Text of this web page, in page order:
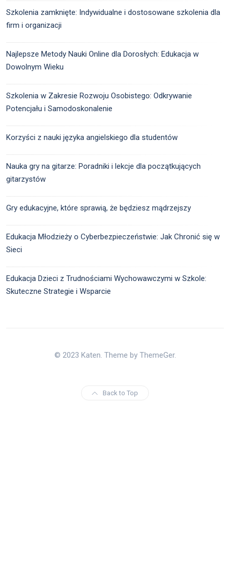
Szkolenia zamknięte: Indywidualne i dostosowane szkolenia dla
firm i organizacji
Najlepsze Metody Nauki Online dla Dorosłych: Edukacja w
Dowolnym Wieku
Szkolenia w Zakresie Rozwoju Osobistego: Odkrywanie
Potencjału i Samodoskonalenie
Korzyści z nauki języka angielskiego dla studentów
Nauka gry na gitarze: Poradniki i lekcje dla początkujących
gitarzystów
Gry edukacyjne, które sprawią, że będziesz mądrzejszy
Edukacja Młodzieży o Cyberbezpieczeństwie: Jak Chronić się w
Sieci
Edukacja Dzieci z Trudnościami Wychowawczymi w Szkole:
Skuteczne Strategie i Wsparcie
© 2023 Katen. Theme by ThemeGer.
Back to Top